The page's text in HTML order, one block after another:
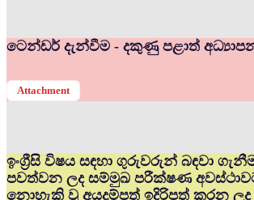
ටෙන්ඩර් දැන්වීම - දකුණු පළාත් අධ්‍යාපන
Attachment
ඉංග්‍රීසි විෂය සඳහා ගුරුවරුන් බඳවා
පවත්වන ලද සම්මුඛ පරීක්ෂණ
නොහැකි වූ අයදුම්පත් ඉදිරිපත් කරන